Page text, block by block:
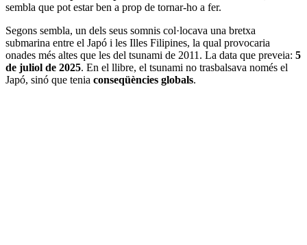
sembla que pot estar ben a prop de tornar-ho a fer.
Segons sembla, un dels seus somnis col·locava una bretxa
submarina entre el Japó i les Illes Filipines, la qual provocaria
onades més altes que les del tsunami de 2011. La data que preveia: 5
de juliol de 2025. En el llibre, el tsunami no trasbalsava només el
Japó, sinó que tenia conseqüències globals.